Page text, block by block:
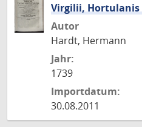
Virgilii, Hortulanis
Autor
Hardt, Hermann
Jahr:
1739
Importdatum:
30.08.2011